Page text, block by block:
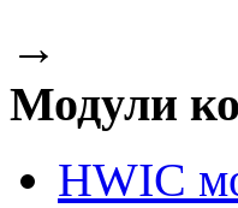
→
Модули
HWIC